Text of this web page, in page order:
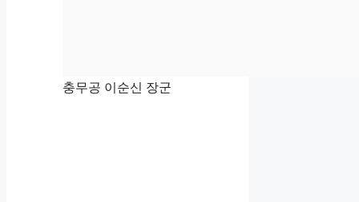
충무공 이순신 장군